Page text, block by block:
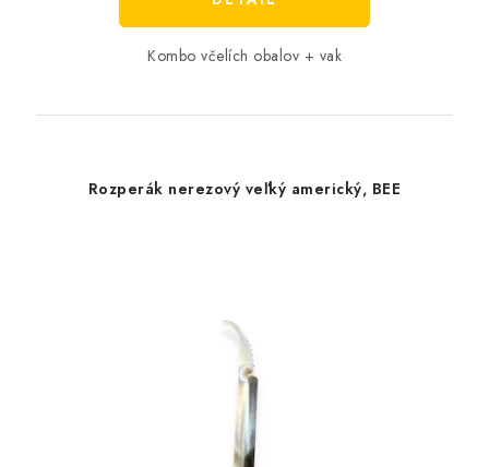
Kombo včelích obalov + vak
Rozperák nerezový veľký americký, BEE